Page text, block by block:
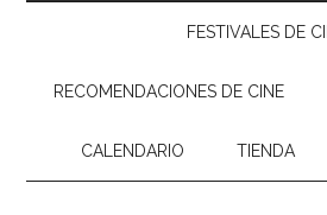
FESTIVALES DE
RECOMENDACIONES DE CINE
CALENDARIO TIENDA